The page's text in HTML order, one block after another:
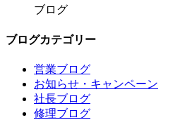
ブログ
ブログカテゴリー
営業ブログ
お知らせ・キャンペーン
社長ブログ
修理ブログ